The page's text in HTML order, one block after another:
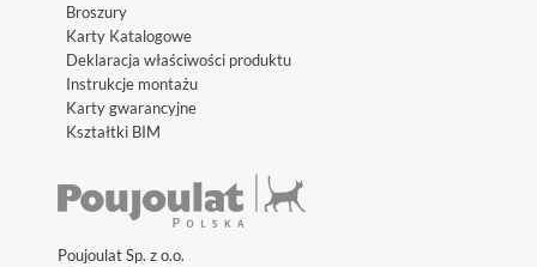
Broszury
Karty Katalogowe
Deklaracja właściwości produktu
Instrukcje montażu
Karty gwarancyjne
Kształtki BIM
Poujoulat Sp. z o.o.